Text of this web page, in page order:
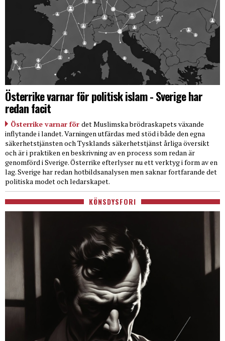
Österrike varnar för politisk islam - Sverige har
redan facit
Österrike varnar för det Muslimska brödraskapets växande
inflytande i landet. Varningen utfärdas med stöd i både den egna
säkerhetstjänsten och Tysklands säkerhetstjänst årliga översikt
och är i praktiken en beskrivning av en process som redan är
genomförd i Sverige. Österrike efterlyser nu ett verktyg i form av en
lag. Sverige har redan hotbildsanalysen men saknar fortfarande det
politiska modet och ledarskapet.
KÖNSDYSFORI